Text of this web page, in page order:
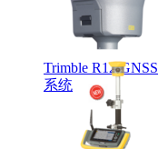
Trimble R12 GNSS
系统